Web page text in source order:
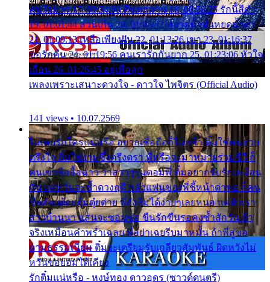
คนใจมาร 17. 00:54:50 คืนทรมาน 18. 00:58:25 รักนี้สีดำ
19. 01:01:44 ส่วนเกิน 20. 01:05:42 หยาดน้ำฝนหยดน้ำตา
21. 01:09:13 เหลือเพียงฝัน 22. 01:13:26 เขา 23. 01:16:37
ขอรักคืน 24. 01:19:56 คนเรารักกันยาก 25. 01:23:06 หัวใจ
เถื่อน 26. 01:26:45 อยู่เพื่อลูก
เพลงเพราะเสนาะดวงใจ - ดาวใจ ไพจิตร (Official Audio)
141 views • 10.07.2569
ไม่เคยรักใครแน่หรือ อยากเชื่อถือก็ไม่กล้า ติ๋มใช่คนสวย
ตรึงใจ ติ๋มใช่งามซึ้งตรึงตรา พี่หรือจะมาหมายร่วมชีวี ก็
คนเขาลืออื้อฉาว ว่าสาวๆรุมตอมพี่ ติ๋มอยากรับรักเหมือน
กัน แต่หวั่นจะช้ำดวงฤดี กลัวแฟนของพี่ชี้หน้าด่าทอ ก็คน
ชื่อต๋อยต้อยตุ้มตุ๋ยต่าย พี่ยังลืมได้ง่ายๆเลยหนอ แค่ตัวเรา
สาวบ้านนา แสนจะซอมซ่อ ขืนรักขืนรอคงช้ำสักวัน ถ้า
จริงเหมือนคำพร่ำเฉลย พี่อย่าเฉยรีบมาหมั้น ถ้าพี่สู่ขอ
ตามธรรมเนียม ติ๋มจะเตรียมรับเกลียวสัมพันธ์ ผิดหวังไม่
หวั่นขอยอมได้เคียง
รักติ๋มแน่หรือ - หงษ์ทอง ดาวอุดร (ซาวด์ดนตรี)